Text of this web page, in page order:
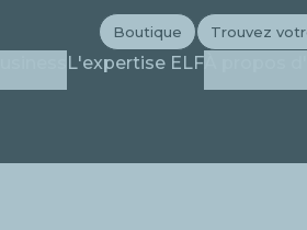
L'expertise ELF
Boutique Trouvez